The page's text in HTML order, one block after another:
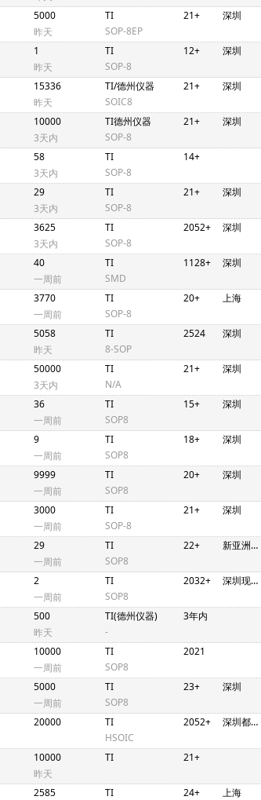
5000
昨天
TI
SOP-8EP
21+ 深圳
1
昨天
TI
SOP-8
12+ 深圳
15336
昨天
TI/德州仪器
SOIC8
21+ 深圳
10000
3天内
TI德州仪器
SOP-8
21+ 深圳
58
3天内
TI
SOP-8
14+
29
3天内
TI
SOP-8
21+ 深圳
3625
3天内
TI
SOP-8
2052+ 深圳
40
一周前
TI
SMD
1128+ 深圳
3770
一周前
TI
SOP-8
20+ 上海
5058
昨天
TI
8-SOP
2524 深圳
50000
3天内
TI
N/A
21+ 深圳
36
一周前
TI
SOP8
15+ 深圳
9
一周前
TI
SOP8
18+ 深圳
9999
一周前
TI
SOP8
20+ 深圳
3000
一周前
TI
SOP-8
21+ 深圳
29
一周前
TI
SOP8
22+ 新亚洲2期N4C448-458
2
一周前
TI
SOP8
2032+ 深圳现货
500
昨天
TI(德州仪器)
-
3年内
10000
一周前
TI
SOP8
2021
5000
一周前
TI
SOP8
23+ 深圳
20000
TI
HSOIC
2052+ 深圳都会轩1514
10000
昨天
TI 21+
2585
TI
24+ 上海